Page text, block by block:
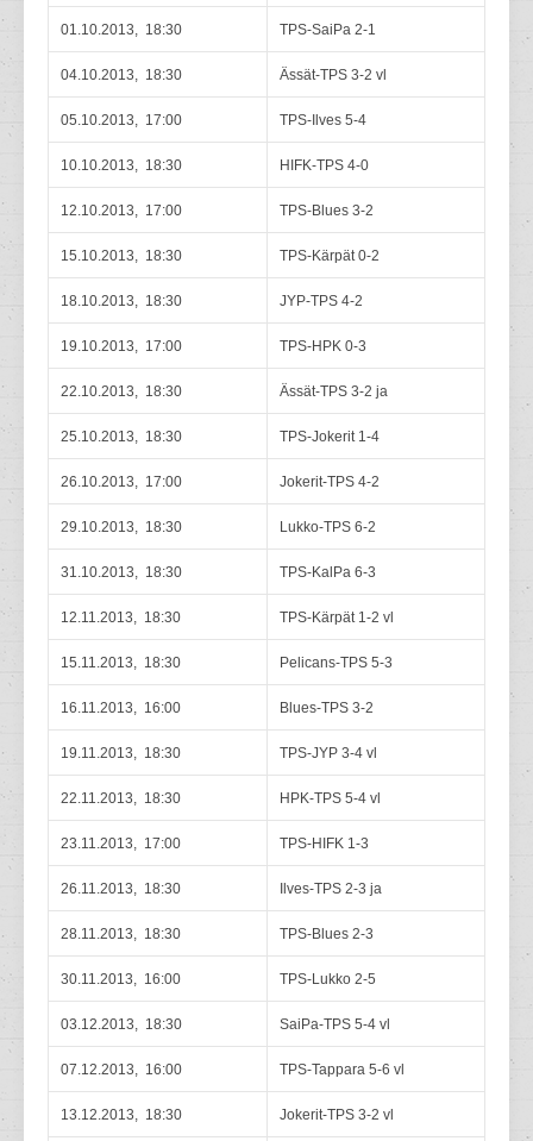
01.10.2013, 18:30 TPS-SaiPa 2-1
04.10.2013, 18:30 Ässät-TPS 3-2 vl
05.10.2013, 17:00 TPS-Ilves 5-4
10.10.2013, 18:30 HIFK-TPS 4-0
12.10.2013, 17:00 TPS-Blues 3-2
15.10.2013, 18:30 TPS-Kärpät 0-2
18.10.2013, 18:30 JYP-TPS 4-2
19.10.2013, 17:00 TPS-HPK 0-3
22.10.2013, 18:30 Ässät-TPS 3-2 ja
25.10.2013, 18:30 TPS-Jokerit 1-4
26.10.2013, 17:00 Jokerit-TPS 4-2
29.10.2013, 18:30 Lukko-TPS 6-2
31.10.2013, 18:30 TPS-KalPa 6-3
12.11.2013, 18:30 TPS-Kärpät 1-2 vl
15.11.2013, 18:30 Pelicans-TPS 5-3
16.11.2013, 16:00 Blues-TPS 3-2
19.11.2013, 18:30 TPS-JYP 3-4 vl
22.11.2013, 18:30 HPK-TPS 5-4 vl
23.11.2013, 17:00 TPS-HIFK 1-3
26.11.2013, 18:30 Ilves-TPS 2-3 ja
28.11.2013, 18:30 TPS-Blues 2-3
30.11.2013, 16:00 TPS-Lukko 2-5
03.12.2013, 18:30 SaiPa-TPS 5-4 vl
07.12.2013, 16:00 TPS-Tappara 5-6 vl
13.12.2013, 18:30 Jokerit-TPS 3-2 vl